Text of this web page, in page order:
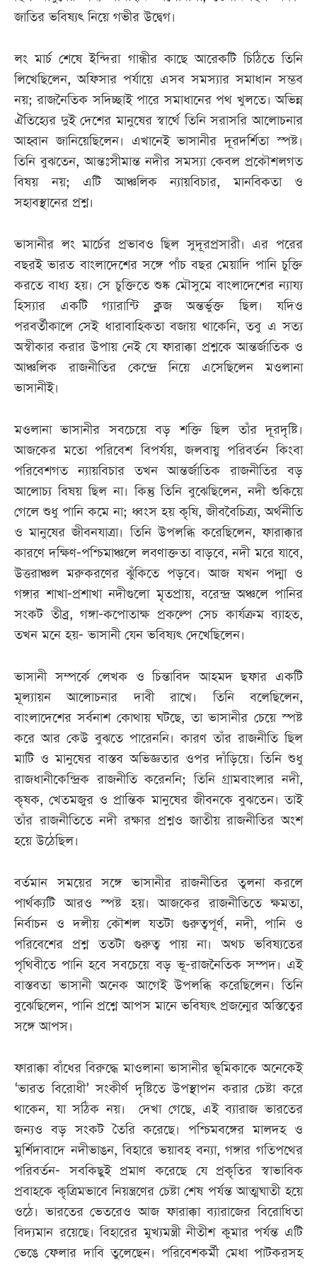
জাতির ভবিষ্যৎ নিয়ে গভীর উদ্বেগ।
লং মার্চ শেষে ইন্দিরা গান্ধীর কাছে আরেকটি চিঠিতে তিনি
লিখেছিলেন, অফিসার পর্যায়ে এসব সমস্যার সমাধান সম্ভব
নয়; রাজনৈতিক সদিচ্ছাই পারে সমাধানের পথ খুলতে। অভিন্ন
ঐতিহ্যের দুই দেশের মানুষের স্বার্থে তিনি সরাসরি আলোচনার
আহ্বান জানিয়েছিলেন। এখানেই ভাসানীর দূরদর্শিতা স্পষ্ট।
তিনি বুঝতেন, আন্তঃসীমান্ত নদীর সমস্যা কেবল প্রকৌশলগত
বিষয় নয়; এটি আঞ্চলিক ন্যায়বিচার, মানবিকতা ও
সহাবস্থানের প্রশ্ন।
ভাসানীর লং মার্চের প্রভাবও ছিল সুদূরপ্রসারী। এর পরের
বছরই ভারত বাংলাদেশের সঙ্গে পাঁচ বছর মেয়াদি পানি চুক্তি
করতে বাধ্য হয়। সে চুক্তিতে শুষ্ক মৌসুমে বাংলাদেশের ন্যায্য
হিস্যার একটি গ্যারান্টি ক্লজ অন্তর্ভুক্ত ছিল। যদিও
পরবর্তীকালে সেই ধারাবাহিকতা বজায় থাকেনি, তবু এ সত্য
অস্বীকার করার উপায় নেই যে ফারাক্কা প্রশ্নকে আন্তর্জাতিক ও
আঞ্চলিক রাজনীতির কেন্দ্রে নিয়ে এসেছিলেন মওলানা
ভাসানীই।
মওলানা ভাসানীর সবচেয়ে বড় শক্তি ছিল তাঁর দূরদৃষ্টি।
আজকের মতো পরিবেশ বিপর্যয়, জলবায়ু পরিবর্তন কিংবা
পরিবেশগত ন্যায়বিচার তখন আন্তর্জাতিক রাজনীতির বড়
আলোচ্য বিষয় ছিল না। কিন্তু তিনি বুঝেছিলেন, নদী শুকিয়ে
গেলে শুধু পানি কমে না; ধ্বংস হয় কৃষি, জীববৈচিত্র্য, অর্থনীতি
ও মানুষের জীবনযাত্রা। তিনি উপলব্ধি করেছিলেন, ফারাক্কার
কারণে দক্ষিণ-পশ্চিমাঞ্চলে লবণাক্ততা বাড়বে, নদী মরে যাবে,
উত্তরাঞ্চল মরুকরণের ঝুঁকিতে পড়বে। আজ যখন পদ্মা ও
গঙ্গার শাখা-প্রশাখা নদীগুলো মৃতপ্রায়, বরেন্দ্র অঞ্চলে পানির
সংকট তীব্র, গঙ্গা-কপোতাক্ষ প্রকল্পে সেচ কার্যক্রম ব্যাহত,
তখন মনে হয়- ভাসানী যেন ভবিষ্যৎ দেখেছিলেন।
ভাসানী সম্পর্কে লেখক ও চিন্তাবিদ আহমদ ছফার একটি
মূল্যায়ন আলোচনার দাবী রাখে। তিনি বলেছিলেন,
বাংলাদেশের সর্বনাশ কোথায় ঘটছে, তা ভাসানীর চেয়ে স্পষ্ট
করে আর কেউ বুঝতে পারেননি। কারণ তাঁর রাজনীতি ছিল
মাটি ও মানুষের বাস্তব অভিজ্ঞতার ওপর দাঁড়িয়ে। তিনি শুধু
রাজধানীকেন্দ্রিক রাজনীতি করেননি; তিনি গ্রামবাংলার নদী,
কৃষক, খেতমজুর ও প্রান্তিক মানুষের জীবনকে বুঝতেন। তাই
তাঁর রাজনীতিতে নদী রক্ষার প্রশ্নও জাতীয় রাজনীতির অংশ
হয়ে উঠেছিল।
বর্তমান সময়ের সঙ্গে ভাসানীর রাজনীতির তুলনা করলে
পার্থক্যটি আরও স্পষ্ট হয়। আজকের রাজনীতিতে ক্ষমতা,
নির্বাচন ও দলীয় কৌশল যতটা গুরুত্বপূর্ণ, নদী, পানি ও
পরিবেশের প্রশ্ন ততটা গুরুত্ব পায় না। অথচ ভবিষ্যতের
পৃথিবীতে পানি হবে সবচেয়ে বড় ভূ-রাজনৈতিক সম্পদ। এই
বাস্তবতা ভাসানী অনেক আগেই উপলব্ধি করেছিলেন। তিনি
বুঝেছিলেন, পানি প্রশ্নে আপস মানে ভবিষ্যৎ প্রজন্মের অস্তিত্বের
সঙ্গে আপস।
ফারাক্কা বাঁধের বিরুদ্ধে মাওলানা ভাসানীর ভূমিকাকে অনেকেই
‘ভারত বিরোধী’ সংকীর্ণ দৃষ্টিতে উপস্থাপন করার চেষ্টা করে
থাকেন, যা সঠিক নয়। দেখা গেছে, এই ব্যারাজ ভারতের
জন্যও বড় সংকট তৈরি করেছে। পশ্চিমবঙ্গের মালদহ ও
মুর্শিদাবাদে নদীভাঙন, বিহারে ভয়াবহ বন্যা, গঙ্গার গতিপথের
পরিবর্তন- সবকিছুই প্রমাণ করেছে যে প্রকৃতির স্বাভাবিক
প্রবাহকে কৃত্রিমভাবে নিয়ন্ত্রণের চেষ্টা শেষ পর্যন্ত আত্মঘাতী হয়ে
ওঠে। ভারতের ভেতরেও আজ ফারাক্কা ব্যারাজের বিরোধিতা
বিদ্যমান রয়েছে। বিহারের মুখ্যমন্ত্রী নীতীশ কুমার পর্যন্ত এটি
ভেঙে ফেলার দাবি তুলেছেন। পরিবেশকর্মী মেধা পাটকরসহ